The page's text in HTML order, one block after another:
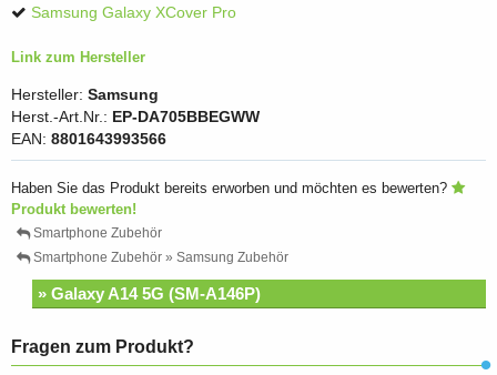
Samsung Galaxy XCover Pro
Link zum Hersteller
Hersteller: Samsung
Herst.-Art.Nr.: EP-DA705BBEGWW
EAN: 8801643993566
Haben Sie das Produkt bereits erworben und möchten es bewerten?
Produkt bewerten!
Smartphone Zubehör
Smartphone Zubehör » Samsung Zubehör
» Galaxy A14 5G (SM-A146P)
Fragen zum Produkt?